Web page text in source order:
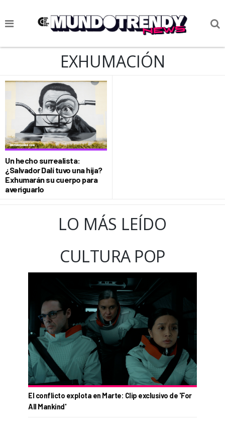
NOTICIAS
CIENCIA Y TECNOLOGÍA
SOCIEDAD
CULTURIZANDO.COM
EXHUMACIÓN
Un hecho surrealista:
¿Salvador Dalí tuvo una hija?
Exhumarán su cuerpo para
averiguarlo
LO MÁS LEÍDO
CULTURA POP
El conflicto explota en Marte: Clip exclusivo de 'For
All Mankind'